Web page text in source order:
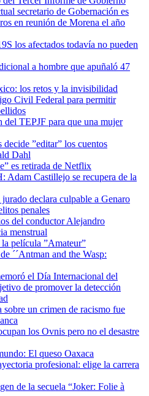
secretario de Gobernación es
en reunión de Morena el año
los afectados todavía no pueden
a hombre que apuñaló 47
los retos y la invisibilidad
Civil Federal para permitir
TEPJF para que una mujer
”editar” los cuentos
Dahl
es retirada de Netflix
Adam Castillejo se recupera de la
declara culpable a Genaro
penales
del conductor Alejandro
menstrual
película ”Amateur”
´´Antman and the Wasp:
el Día Internacional del
de promover la detección
un crimen de racismo fue
los Ovnis pero no el desastre
El queso Oaxaca
profesional: elige la carrera
de la secuela “Joker: Folie à